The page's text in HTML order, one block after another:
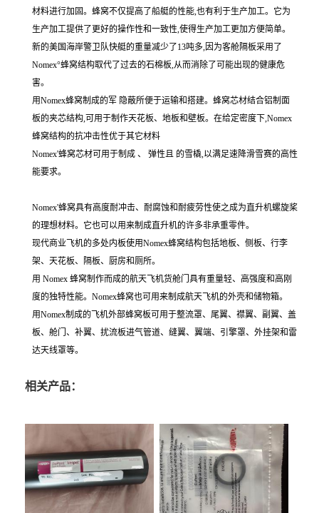
材料进行加固。蜂窝不仅提高了船艇的性能,也有利于生产加工。它为
生产加工提供了更好的操作性和一致性,使得生产加工更加方便简单。
新的美国海岸警卫队快艇的重量减少了13吨多,因为客舱隔板采用了
Nomex°蜂窝结构取代了过去的石棉板,从而消除了可能出现的健康危
害。
用Nomex蜂窝制成的军 隐蔽所便于运输和搭建。蜂窝芯材结合铝制面
板的夹芯结构,可用于制作天花板、地板和壁板。在给定密度下,Nomex
蜂窝结构的抗冲击性优于其它材料
Nomex'蜂窝芯材可用于制成 、 弹性且 的雪橇,以满足速降滑雪赛的高性
能要求。
Nomex'蜂窝具有高度耐冲击、耐腐蚀和耐疲劳性使之成为直升机螺旋桨
的理想材料。它也可以用来制成直升机的许多非承重零件。
现代商业飞机的多处内板使用Nomex蜂窝结构包括地板、侧板、行李
架、天花板、隔板、厨房和厕所。
用 Nomex 蜂窝制作而成的航天飞机货舱门具有重量轻、高强度和高刚
度的独特性能。Nomex蜂窝也可用来制成航天飞机的外壳和储物箱。
用Nomex制成的飞机外部蜂窝板可用于整流罩、尾翼、襟翼、副翼、盖
板、舱门、补翼、扰流板进气管道、缝翼、翼端、引擎罩、外挂架和雷
达天线罩等。
相关产品：